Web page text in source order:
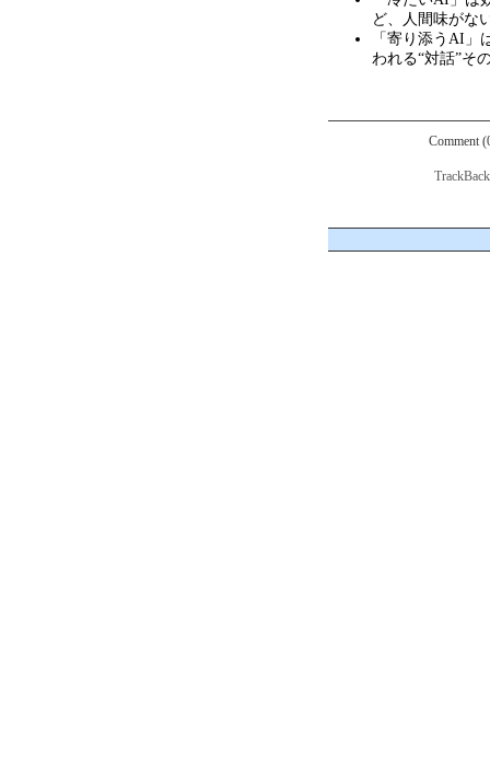
ど、人間味がな
「寄り添う AI 」
われる“対話”そ
Comment